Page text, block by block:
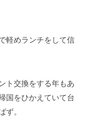
軽めランチをして信
ト交換をする年もあ
国をひかえていて台
ず。